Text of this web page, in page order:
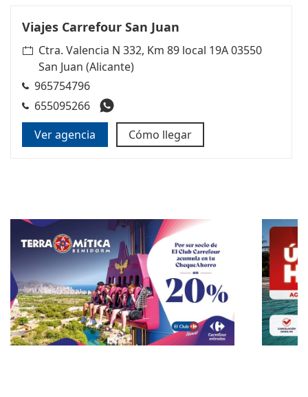
Viajes Carrefour San Juan
Ctra. Valencia N 332, Km 89 local 19A 03550
San Juan (Alicante)
965754796
655095266
Ver agencia
Cómo llegar